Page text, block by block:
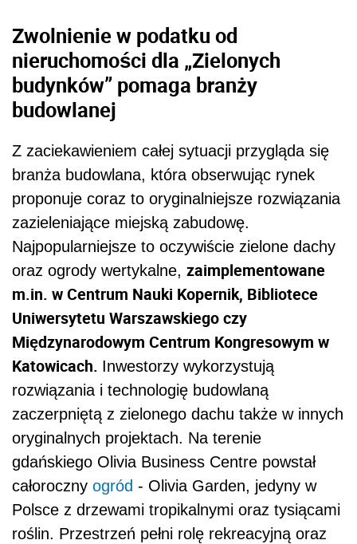
Zwolnienie w podatku od
nieruchomości dla „Zielonych
budynków” pomaga branży
budowlanej
Z zaciekawieniem całej sytuacji przygląda się
branża budowlana, która obserwując rynek
proponuje coraz to oryginalniejsze rozwiązania
zazieleniające miejską zabudowę.
Najpopularniejsze to oczywiście zielone dachy
oraz ogrody wertykalne, zaimplementowane
m.in. w Centrum Nauki Kopernik, Bibliotece
Uniwersytetu Warszawskiego czy
Międzynarodowym Centrum Kongresowym w
Katowicach. Inwestorzy wykorzystują
rozwiązania i technologię budowlaną
zaczerpniętą z zielonego dachu także w innych
oryginalnych projektach. Na terenie
gdańskiego Olivia Business Centre powstał
całoroczny ogród - Olivia Garden, jedyny w
Polsce z drzewami tropikalnymi oraz tysiącami
roślin. Przestrzeń pełni rolę rekreacyjną oraz